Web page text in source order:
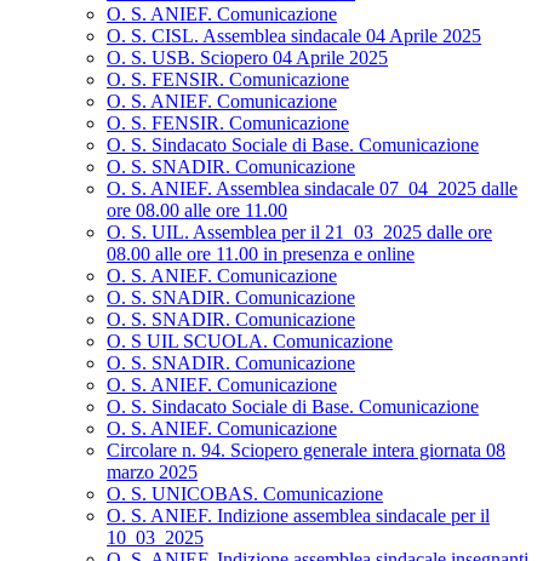
O. S. ANIEF. Comunicazione
O. S. CISL. Assemblea sindacale 04 Aprile 2025
O. S. USB. Sciopero 04 Aprile 2025
O. S. FENSIR. Comunicazione
O. S. ANIEF. Comunicazione
O. S. FENSIR. Comunicazione
O. S. Sindacato Sociale di Base. Comunicazione
O. S. SNADIR. Comunicazione
O. S. ANIEF. Assemblea sindacale 07_04_2025 dalle
ore 08.00 alle ore 11.00
O. S. UIL. Assemblea per il 21_03_2025 dalle ore
08.00 alle ore 11.00 in presenza e online
O. S. ANIEF. Comunicazione
O. S. SNADIR. Comunicazione
O. S. SNADIR. Comunicazione
O. S UIL SCUOLA. Comunicazione
O. S. SNADIR. Comunicazione
O. S. ANIEF. Comunicazione
O. S. Sindacato Sociale di Base. Comunicazione
O. S. ANIEF. Comunicazione
Circolare n. 94. Sciopero generale intera giornata 08
marzo 2025
O. S. UNICOBAS. Comunicazione
O. S. ANIEF. Indizione assemblea sindacale per il
10_03_2025